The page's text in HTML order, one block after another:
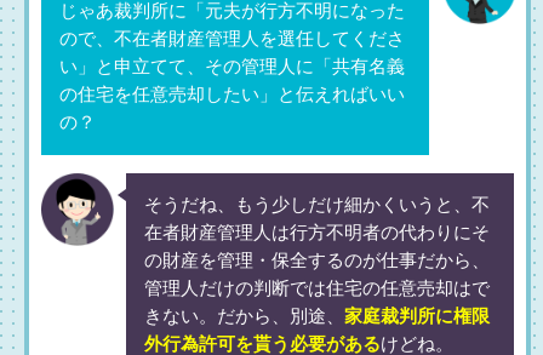
じゃあ裁判所に「元夫が行方不明になった
ので、不在者財産管理人を選任してくださ
い」と申立てて、その管理人に「共有名義
の住宅を任意売却したい」と伝えればいい
の？
そうだね、もう少しだけ細かくいうと、不
在者財産管理人は行方不明者の代わりにそ
の財産を管理・保全するのが仕事だから、
管理人だけの判断では住宅の任意売却はで
きない。だから、別途、 家庭裁判所に権限
外行為許可を貰う必要があるけどね。